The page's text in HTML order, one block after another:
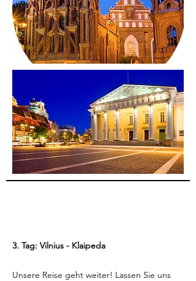
3. Tag: Vilnius - Klaipeda
Unsere Reise geht weiter! Lassen Sie uns